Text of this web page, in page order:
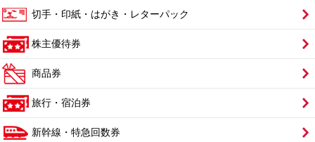
切手・印紙・はがき・レターパック
株主優待券
商品券
旅行・宿泊券
新幹線・特急回数券